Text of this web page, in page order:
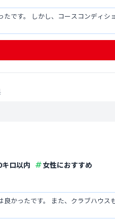
です。 しかし、コースコンディシ
キロ以内
女性におすすめ
かったです。 また、クラブハウス